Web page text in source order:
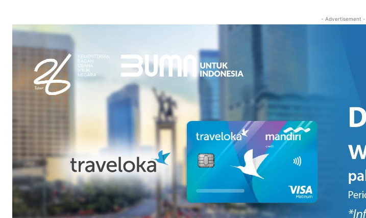
- Advertisement -